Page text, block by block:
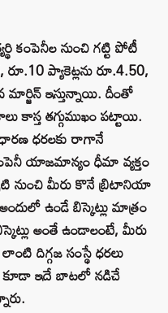
కంపెనీల నుంచి గట్టి పోటీ
ప్యాకెట్లను రూ.4.50,
మార్జిన్ ఇస్తున్నాయి. దీంతో
తగ్గుముఖం పట్టాయి.
ధరలకు రాగానే
యాజమాన్యం ధీమా వ్యక్తం
నుంచి మీరు కొనే బ్రిటానియా
ఉండే బిస్కెట్లు మాత్రం
అంతే ఉండాలంటే, మీరు
దిగ్గజ సంస్థే ధరలు
కూడా ఇదే బాటలో నడిచే